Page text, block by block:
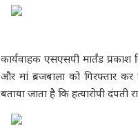
कार्यवाहक एसएसपी मार्तंड
और मां ब्रजबाला को गिरफ्तार
बताया जाता है कि हत्यारोपी दंपती